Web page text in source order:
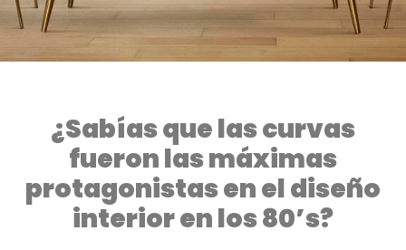
¿Sabías que las curvas
fueron las máximas
protagonistas en el diseño
interior en los 80’s?